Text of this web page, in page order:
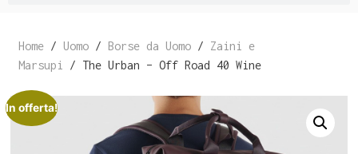
Home / Uomo / Borse da Uomo / Zaini e
Marsupi
/ The Urban – Off Road 40 Wine
In offerta!